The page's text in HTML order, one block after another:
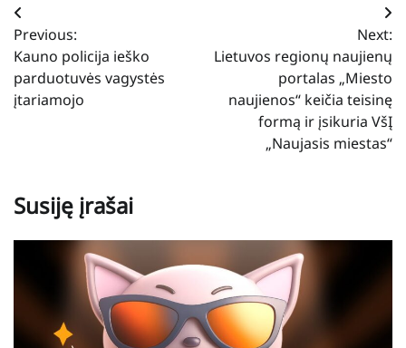
Navigacija
tarp
įrašų
Previous:
Kauno policija ieško
parduotuvės vagystės
įtariamojo
Next:
Lietuvos regionų naujienų
portalas „Miesto
naujienos“ keičia teisinę
formą ir įsikuria VšĮ
„Naujasis miestas“
Susiję įrašai